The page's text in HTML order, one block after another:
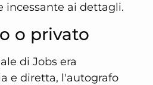
incessante ai dettagli.
o privato
di Jobs era
e diretta, l'autografo